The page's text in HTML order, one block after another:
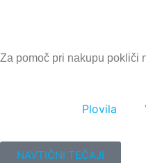
Za pomoč pri nakupu pokliči
Plovila
NAVTIČNI TEČAJI